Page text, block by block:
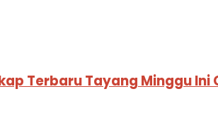
Terbaru Tayang Minggu Ini